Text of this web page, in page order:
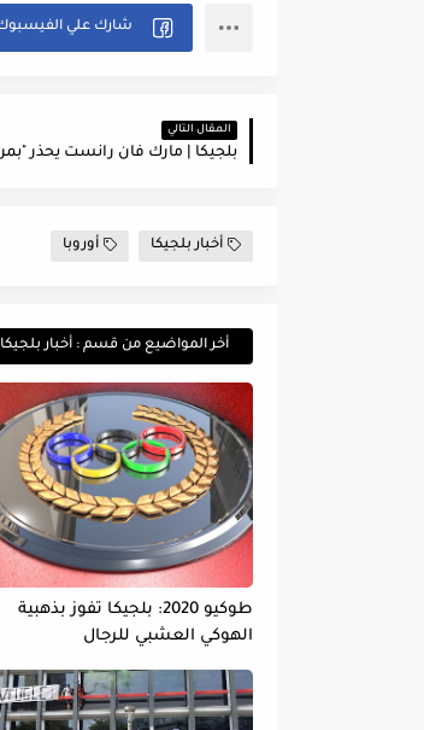
المقال التالي
أخبار بلجيكا أوروبا
أخر المواضيع من قسم : أخبار بلجيكا
طوكيو 2020: بلجيكا تفوز بذهبية
الهوكي العشبي للرجال